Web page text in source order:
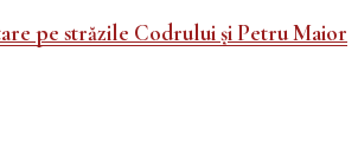
pe străzile Codrului și Petru Maior